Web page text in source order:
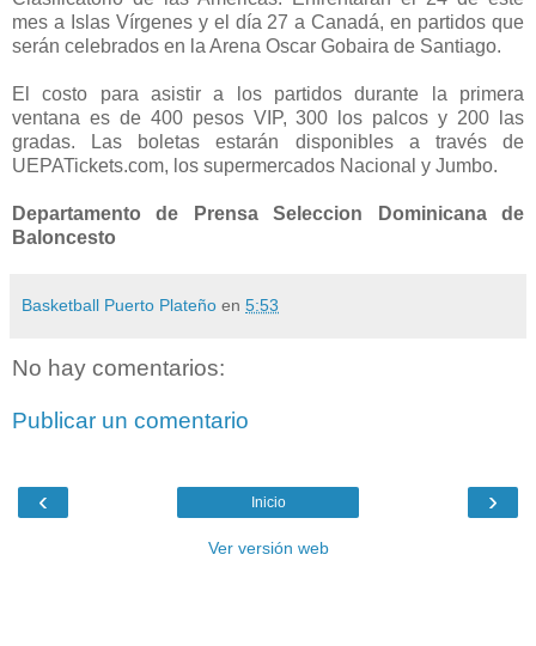
mes a Islas Vírgenes y el día 27 a Canadá, en partidos que
serán celebrados en la Arena Oscar Gobaira de Santiago.
El costo para asistir a los partidos durante la primera
ventana es de 400 pesos VIP, 300 los palcos y 200 las
gradas. Las boletas estarán disponibles a través de
UEPATickets.com, los supermercados Nacional y Jumbo.
Departamento de Prensa Seleccion Dominicana de
Baloncesto
Basketball Puerto Plateño en 5:53
No hay comentarios:
Publicar un comentario
‹ ›
Inicio
Ver versión web